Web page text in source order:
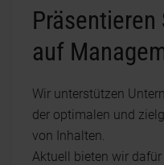
Präsentieren
auf
Wir unterstützen
der optimalen und
von Inhalten.
Aktuell bieten wir